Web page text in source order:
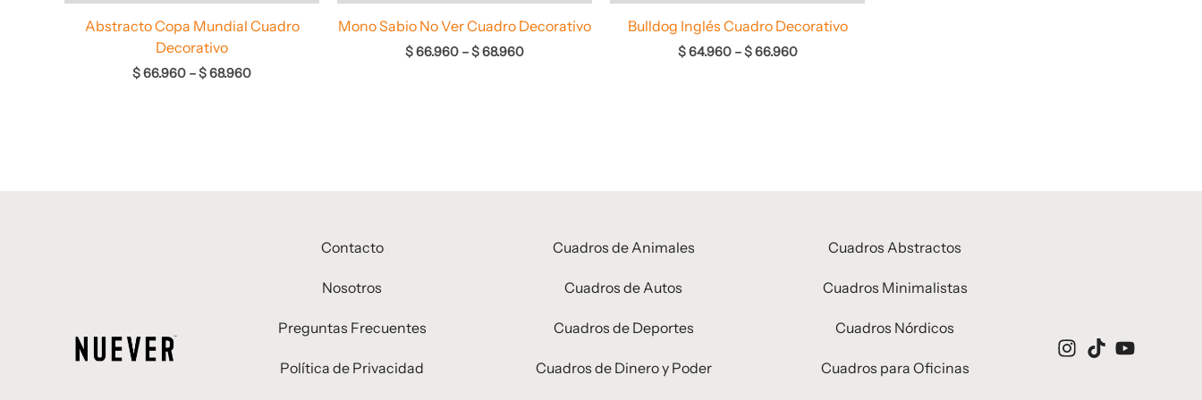
Abstracto Copa Mundial Cuadro
Decorativo
$66.960 –$68.960
Mono Sabio No Ver Cuadro Decorativo
$66.960 –$68.960
Bulldog Inglés Cuadro Decorativo
$64.960 –$66.960
Contacto
Nosotros
Preguntas Frecuentes
Política de Privacidad
Cuadros de Animales
Cuadros de Autos
Cuadros de Deportes
Cuadros de Dinero y Poder
Cuadros Abstractos
Cuadros Minimalistas
Cuadros Nórdicos
Cuadros para Oficinas